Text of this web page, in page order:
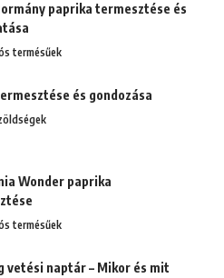
paprika termesztése és
termésűek
és gondozása
Wonder paprika
termésűek
vetési naptár – Mikor és mit